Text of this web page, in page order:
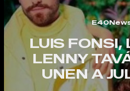
LUIS FONSI,
LENNY
UNEN A